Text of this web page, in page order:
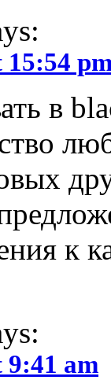
15:54
в
к
9:41 am